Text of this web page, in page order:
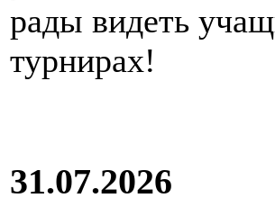
рады видеть
турнирах!
31.07.2026